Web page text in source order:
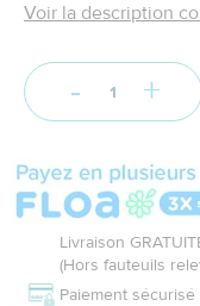
arrière Programmation
Voir la description
- +
Livraison
(Hors fauteuils
Paiement sécurisé